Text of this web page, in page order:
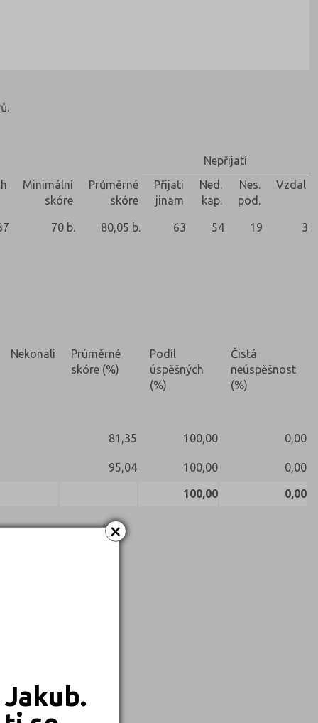
×
Nepřijatí
Minimální
skóre
Průměrné
skóre
Přijati
jinam
Ned.
kap.
Nes.
pod.
Vzdal
70 b. 80,05 b. 63 54 19 3
Nekonali
Prúměrné
skóre (%)
Podíl
úspěšných
(%)
Čistá
neúspěšnost
(%)
81,35 100,00 0,00
95,04 100,00 0,00
100,00 0,00